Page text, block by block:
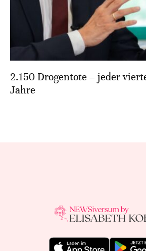
2.150 Drogentote – jeder
Jahre